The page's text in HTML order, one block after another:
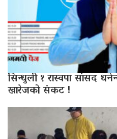
सिन्धुली १ रास्वपा सांसद
खारेजको संकट !